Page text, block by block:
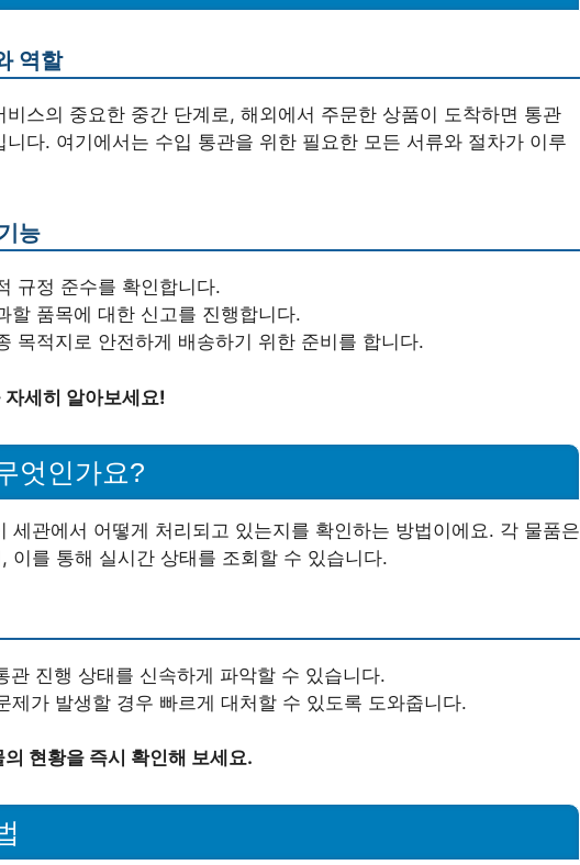
역할
스의 중요한 중간 단계로, 해외에서 주문한 상품이 도착하면 통관
다. 여기에서는 수입 통관을 위한 필요한 모든 서류와 절차가 이루
능
규정 준수를 확인합니다.
할 품목에 대한 신고를 진행합니다.
목적지로 안전하게 배송하기 위한 준비를 합니다.
세히 알아보세요!
엇인가요?
세관에서 어떻게 처리되고 있는지를 확인하는 방법이에요. 각 물품은
이를 통해 실시간 상태를 조회할 수 있습니다.
관 진행 상태를 신속하게 파악할 수 있습니다.
제가 발생할 경우 빠르게 대처할 수 있도록 도와줍니다.
현황을 즉시 확인해 보세요.